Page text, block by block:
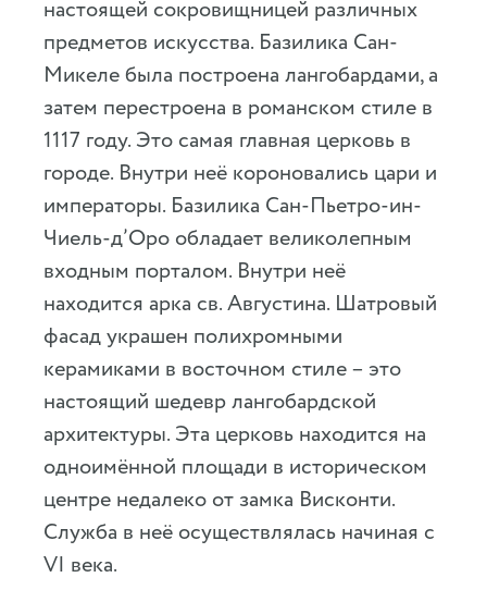
настоящей сокровищницей различных
предметов искусства. Базилика Сан-
Микеле была построена лангобардами, а
затем перестроена в романском стиле в
1117 году. Это самая главная церковь в
городе. Внутри неё короновались цари и
императоры. Базилика Сан-Пьетро-ин-
Чиель-д’Оро обладает великолепным
входным порталом. Внутри неё
находится арка св. Августина. Шатровый
фасад украшен полихромными
керамиками в восточном стиле – это
настоящий шедевр лангобардской
архитектуры. Эта церковь находится на
одноимённой площади в историческом
центре недалеко от замка Висконти.
Служба в неё осуществлялась начиная с
VI века.